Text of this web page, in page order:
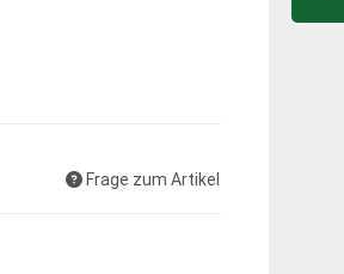
Frage zum Artikel